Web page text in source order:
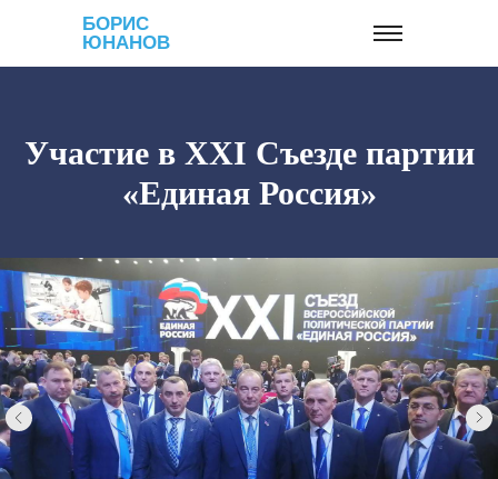
БОРИС
ЮНАНОВ
Участие в XXI Съезде партии
«Единая Россия»